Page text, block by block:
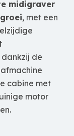
midigraver
, met een
dankzij de
cabine met
motor